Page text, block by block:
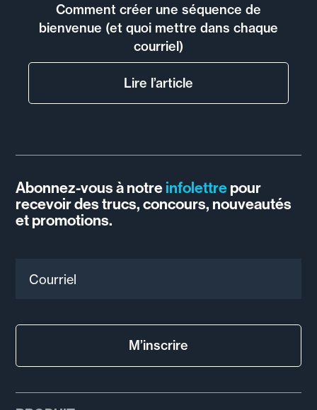
Comment créer une séquence de
bienvenue (et quoi mettre dans chaque
courriel)
Lire l’article
Abonnez-vous à notreinfolettrepour
recevoir des trucs, concours, nouveautés
et promotions.
M’inscrire